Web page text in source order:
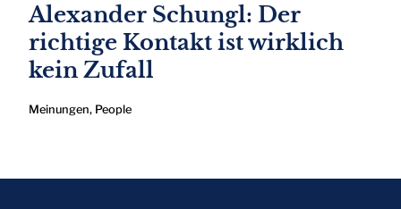
Alexander Schungl: Der
richtige Kontakt ist wirklich
kein Zufall
Meinungen, People